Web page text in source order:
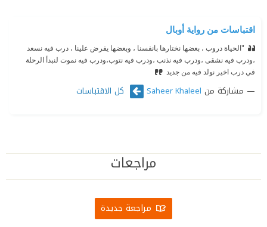
اقتباسات من رواية أوبال
"الحياة دروب ، بعضها نختارها بانفسنا ، وبعضها يفرض علينا ، درب فيه نسعد
،ودرب فيه نشقى ،ودرب فيه نذنب ،ودرب فيه نتوب،ودرب فيه نموت لنبدأ الرحلة
في درب اخير نولد فيه من جديد
مشاركة من Saheer Khaleel كل الاقتباسات
مراجعات
مراجعة جديدة